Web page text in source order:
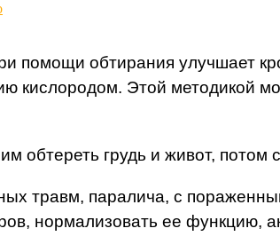
помощи обтирания улучшает
кислородом. Этой методикой
обтереть грудь и живот, потом
травм, паралича, с
нормализовать ее функцию,